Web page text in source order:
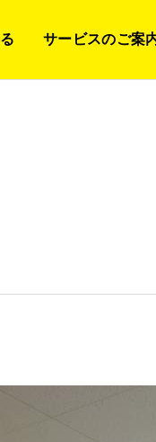
サービスのご案